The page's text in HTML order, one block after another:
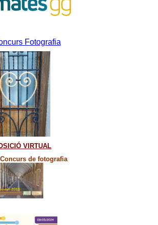
Fotografia
VIRTUAL
de fotografia